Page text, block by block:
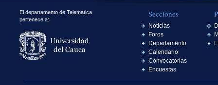
El departamento de Telemática
pertenece a:
Secciones
Noticias
Foros
Departamento
Calendario
Convocatorias
Encuestas